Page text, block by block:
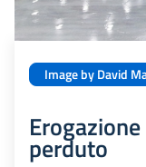
Image by David
perduto